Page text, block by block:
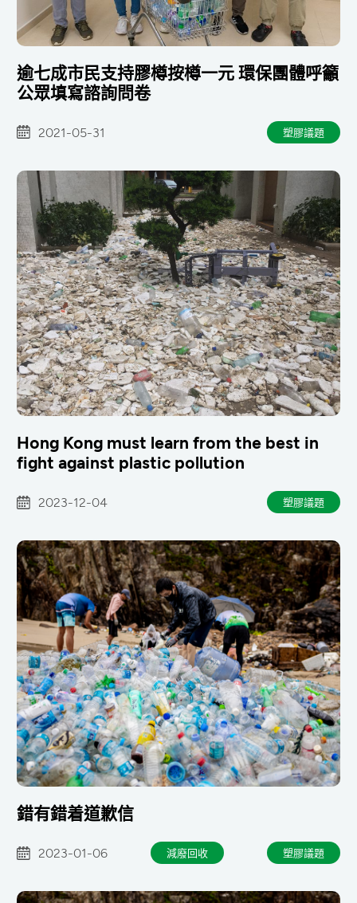
逾七成市民支持膠樽按樽一元 環保團體呼籲
公眾填寫諮詢問卷
2021-05-31 塑膠議題
Hong Kong must learn from the best in
fight against plastic pollution
2023-12-04 塑膠議題
錯有錯着道歉信
2023-01-06 減廢回收 塑膠議題